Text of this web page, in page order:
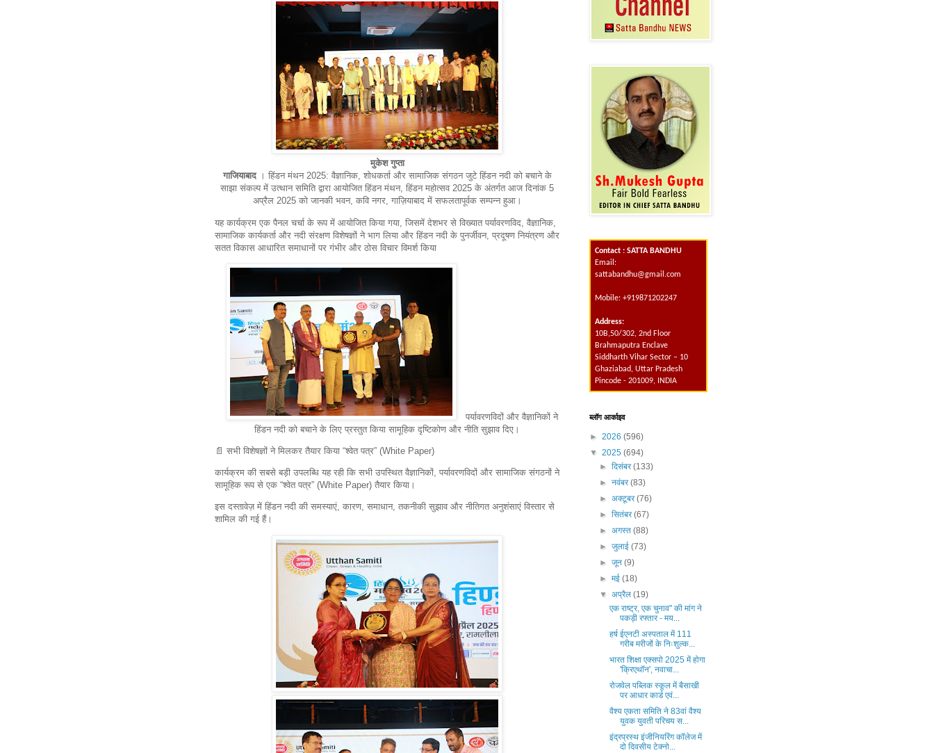
मुकेश गुप्ता
गाजियाबाद। हिंडन मंथन 2025: वैज्ञानिक, शोधकर्ता और सामाजिक संगठन जुटे हिंडन नदी को बचाने के
साझा संकल्प में उत्थान समिति द्वारा आयोजित हिंडन मंथन, हिंडन महोत्सव 2025 के अंतर्गत आज दिनांक 5
अप्रैल 2025 को जानकी भवन, कवि नगर, गाज़ियाबाद में सफलतापूर्वक सम्पन्न हुआ।
यह कार्यक्रम एक पैनल चर्चा के रूप में आयोजित किया गया, जिसमें देशभर से विख्यात पर्यावरणविद, वैज्ञानिक,
सामाजिक कार्यकर्ता और नदी संरक्षण विशेषज्ञों ने भाग लिया और हिंडन नदी के पुनर्जीवन, प्रदूषण नियंत्रण और
सतत विकास आधारित समाधानों पर गंभीर और ठोस विचार विमर्श किया
पर्यावरणविदों और वैज्ञानिकों ने
हिंडन नदी को बचाने के लिए प्रस्तुत किया सामूहिक दृष्टिकोण और नीति सुझाव दिए।
📄 सभी विशेषज्ञों ने मिलकर तैयार किया “श्वेत पत्र” (White Paper)
कार्यक्रम की सबसे बड़ी उपलब्धि यह रही कि सभी उपस्थित वैज्ञानिकों, पर्यावरणविदों और सामाजिक संगठनों ने
सामूहिक रूप से एक “श्वेत पत्र” (White Paper) तैयार किया।
इस दस्तावेज़ में हिंडन नदी की समस्याएं, कारण, समाधान, तकनीकी सुझाव और नीतिगत अनुशंसाएं विस्तार से
शामिल की गई हैं।
Contact : SATTA BANDHU
Email:
sattabandhu@gmail.com
Mobile: +919871202247
Address:
10B,50/302, 2nd Floor
Brahmaputra Enclave
Siddharth Vihar Sector – 10
Ghaziabad, Uttar Pradesh
Pincode - 201009, INDIA
ब्लॉग आर्काइव
► 2026 (596)
▼ 2025 (694)
► दिसंबर(133)
► नवंबर(83)
► अक्टूबर(76)
► सितंबर(67)
► अगस्त (88)
► जुलाई (73)
► जून (9)
► मई (18)
▼ अप्रैल (19)
एक राष्ट्र, एक चुनाव" की मांग ने
पकड़ी रफ्तार - मय...
हर्ष ईएनटी अस्पताल में 111
गरीब मरीजों के निःशुल्क...
भारत शिक्षा एक्सपो 2025 में होगा
'क्रिएथॉन', नवाचा...
रोजवेल पब्लिक स्कूल में बैसाखी
पर आधार कार्ड एवं...
वैश्य एकता समिति ने 83वां वैश्य
युवक युवती परिचय स...
इंद्रप्रस्थ इंजीनियरिंग कॉलेज में
दो दिवसीय टेक्नो...